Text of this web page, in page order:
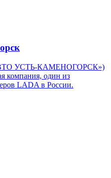
УСТЬ-КАМЕНОГОРСК»)
компания, один из
LADA в России.